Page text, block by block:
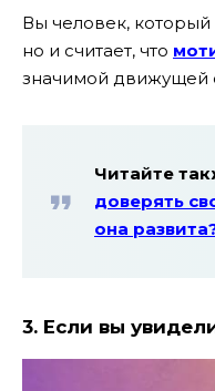
Вы человек,
но и считает, что
значимой движущей
Читайте
доверять
она
3. Если вы